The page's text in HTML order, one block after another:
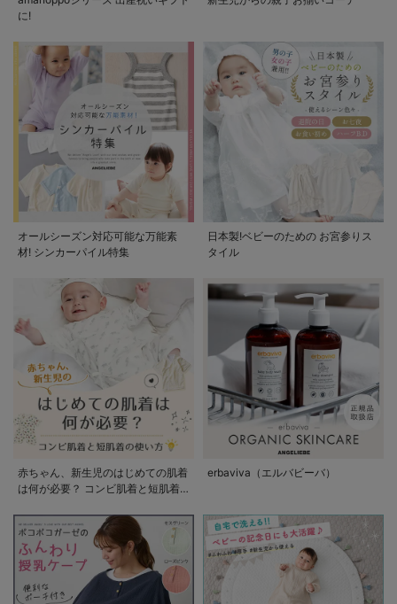
に!
オールシーズン対応可能な万能素
材! シンカーパイル特集
日本製!ベビーのための お宮参りス
タイル
赤ちゃん、新生児のはじめての肌着
は何が必要？ コンビ肌着と短肌着
erbaviva（エルバビーバ）